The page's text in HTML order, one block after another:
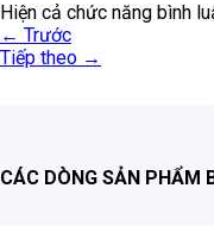
Hiện cả chức năng bình
← Trước
Tiếp theo →
CÁC DÒNG SẢN PHẨM